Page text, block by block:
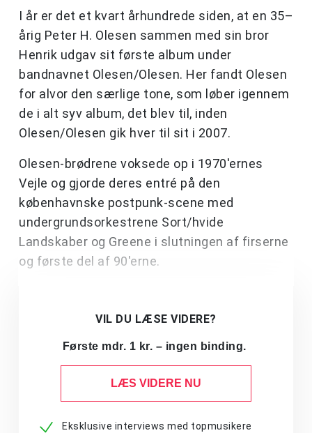
I år er det et kvart århundrede siden, at en 35–
årig Peter H. Olesen sammen med sin bror
Henrik udgav sit første album under
bandnavnet Olesen/Olesen. Her fandt Olesen
for alvor den særlige tone, som løber igennem
de i alt syv album, det blev til, inden
Olesen/Olesen gik hver til sit i 2007.
Olesen-brødrene voksede op i 1970'ernes
Vejle og gjorde deres entré på den
københavnske postpunk-scene med
undergrundsorkestrene Sort/hvide
Landskaber og Greene i slutningen af firserne
og første del af 90'erne.
VIL DU LÆSE VIDERE?
Første mdr. 1 kr. – ingen binding.
LÆS VIDERE NU
Eksklusive interviews med topmusikere